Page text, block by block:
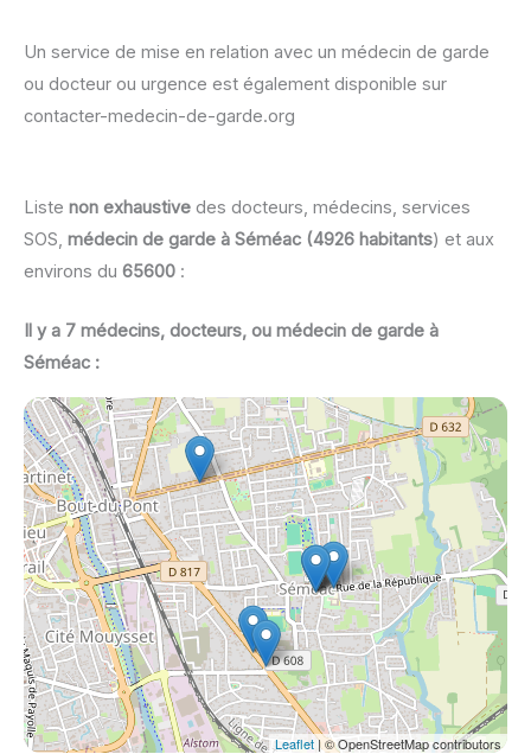
Un service de mise en relation avec un médecin de garde
ou docteur ou urgence est également disponible sur
contacter-medecin-de-garde.org
Liste non exhaustive des docteurs, médecins, services
SOS, médecin de garde à Séméac (4926 habitants) et aux
environs du 65600 :
Il y a 7 médecins, docteurs, ou médecin de garde à
Séméac :
Leaflet| © OpenStreetMap contributors